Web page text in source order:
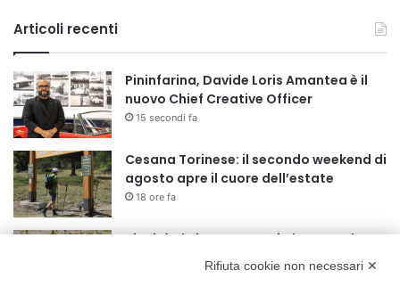
Articoli recenti
Pininfarina, Davide Loris Amantea è il
nuovo Chief Creative Officer
15 secondi fa
Cesana Torinese: il secondo weekend di
agosto apre il cuore dell’estate
18 ore fa
Siccità: Il Piemonte avvia le procedure
per la richiesta dello stato di calamità
Rifiuta cookie non necessari ✕